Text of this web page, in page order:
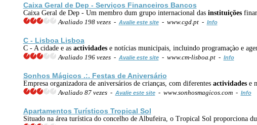
Caixa Geral de Dep - Serviços Financeiros Bancos
Caixa Geral de Dep - Um membro dum grupo internacional das instituições
Avaliado 198 vezes - Avalie este site- www.cgd.pt - Info
C - Lisboa Lisboa
C - A cidade e as actividadese notícias municipais, incluindo programaçào e
Avaliado 196 vezes - Avalie este site- www.cm-lisboa.pt - Info
Sonhos Mágicos .:. Festas de Aniversário
Empresa organizadora de aniversários de crianças, com diferentes actividadese
Avaliado 87 vezes - Avalie este site- www.sonhosmagicos.com - Info
Apartamentos Turísticos Tropical Sol
Situado na área turística do concelho de Albufeira, o Tropical Sol proporciona